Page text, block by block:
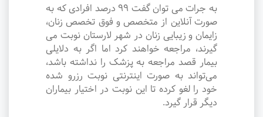
به جرات می‌ توان گفت ۹۹ درصد افرادی که به
صورت آنلاین از متخصص و فوق تخصص زنان،
زایمان و زیبایی زنان در شهر لارستان نوبت می
گیرند، مراجعه خواهند کرد اما اگر به دلایلی
بیمار قصد مراجعه به پزشک را نداشته باشد،
می‌تواند به صورت اینترنتی نوبت رزرو شده
خود را لغو کرده تا این نوبت در اختیار بیماران
دیگر قرار گیرد.